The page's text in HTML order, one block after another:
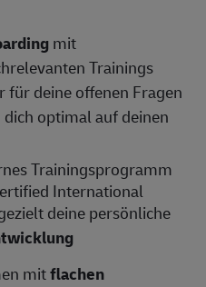
mit
Trainings
für deine offenen Fragen
optimal auf deinen
Trainingsprogramm
International
deine persönliche
mitflachen